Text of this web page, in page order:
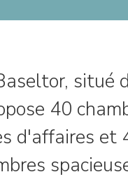
situé
40
d'affaires et